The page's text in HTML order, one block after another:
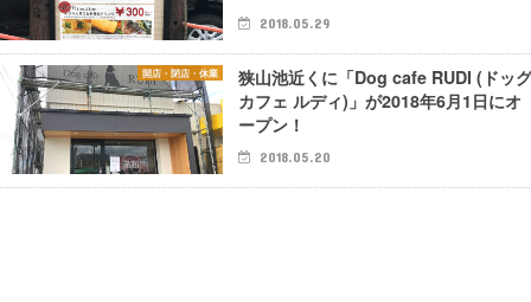
2018.05.29
開店・閉店・休業
狭山池近くに「Dog cafe RUDI (ドッ
カフェ ルディ)」が2018年6月1日にオ
ープン！
2018.05.20